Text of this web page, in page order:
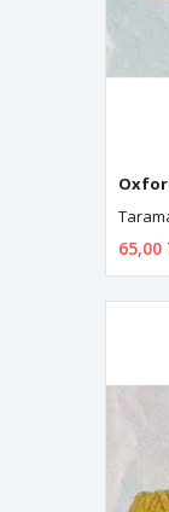
65,00